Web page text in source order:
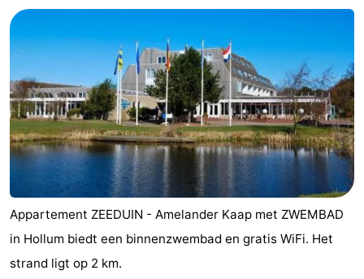
Friesland
-
Leeuwarden
Waddeneilanden
-
Schiermonnikoog
-
Terschelling
-
Texel
Weer
Appartement ZEEDUIN - Amelander Kaap met ZWEMBAD
in Hollum biedt een binnenzwembad en gratis WiFi. Het
strand ligt op 2 km.